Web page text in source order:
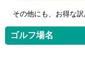
その他にも、お得な
ゴルフ場名